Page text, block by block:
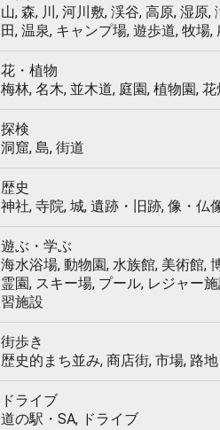
山, 森, 川, 河川敷, 渓谷, 高原, 湿原,
田, 温泉, キャンプ場, 遊歩道, 牧場,
花・植物
梅林, 名木, 並木道, 庭園, 植物園, 花
探検
洞窟, 島, 街道
歴史
神社, 寺院, 城, 遺跡・旧跡, 像・仏
遊ぶ・学ぶ
海水浴場, 動物園, 水族館, 美術館,
霊園, スキー場, プール, レジャー
習施設
街歩き
歴史的まち並み, 商店街, 市場, 路地
ドライブ
道の駅・SA, ドライブ